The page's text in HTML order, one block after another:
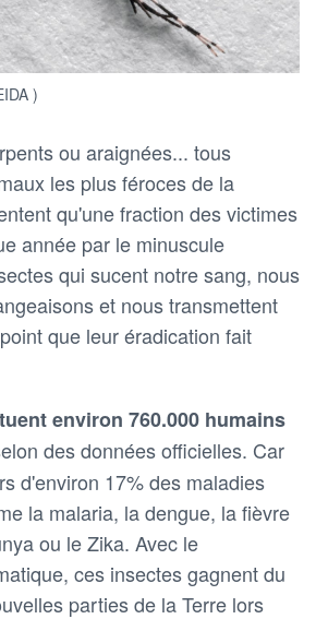
)
ou araignées... tous
les plus féroces de la
qu'une fraction des victimes
année par le minuscule
qui sucent notre sang, nous
et nous transmettent
que leur éradication fait
environ 760.000 humains
des données officielles. Car
d'environ 17% des maladies
la malaria, la dengue, la fièvre
ou le Zika. Avec le
ces insectes gagnent du
parties de la Terre lors